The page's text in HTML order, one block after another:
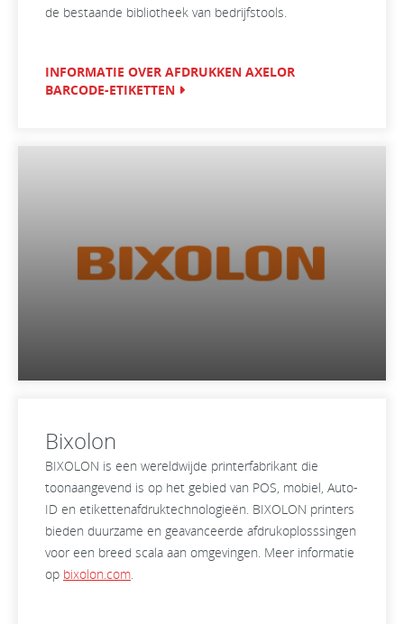
de bestaande bibliotheek van bedrijfstools.
INFORMATIE OVER AFDRUKKEN AXELOR
BARCODE-ETIKETTEN
Bixolon
BIXOLON is een wereldwijde printerfabrikant die
toonaangevend is op het gebied van POS, mobiel, Auto-
ID en etikettenafdruktechnologieën. BIXOLON printers
bieden duurzame en geavanceerde afdrukoplosssingen
voor een breed scala aan omgevingen. Meer informatie
op bixolon.com.